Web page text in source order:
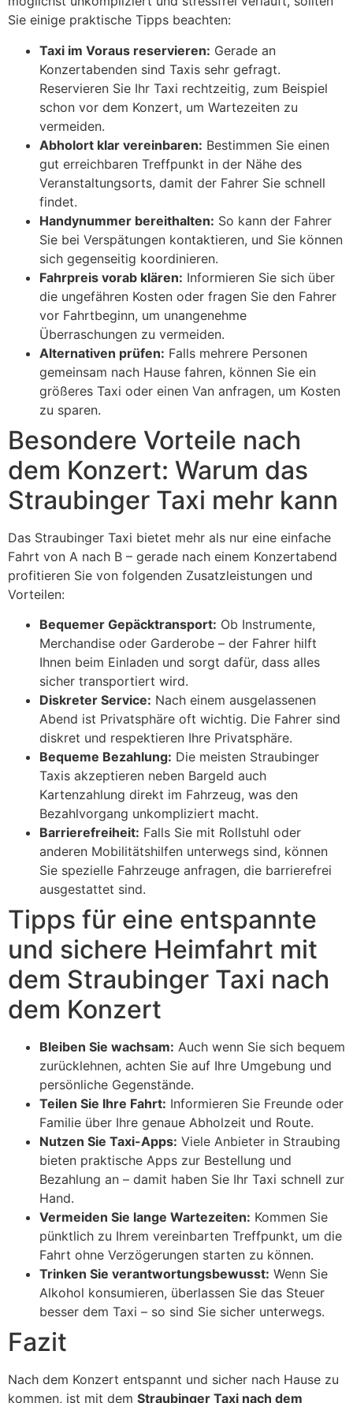
Sie einige praktische Tipps beachten:
Taxi im Voraus reservieren: Gerade an
Konzertabenden sind Taxis sehr gefragt.
Reservieren Sie Ihr Taxi rechtzeitig, zum Beispiel
schon vor dem Konzert, um Wartezeiten zu
vermeiden.
Abholort klar vereinbaren: Bestimmen Sie einen
gut erreichbaren Treffpunkt in der Nähe des
Veranstaltungsorts, damit der Fahrer Sie schnell
findet.
Handynummer bereithalten: So kann der Fahrer
Sie bei Verspätungen kontaktieren, und Sie können
sich gegenseitig koordinieren.
Fahrpreis vorab klären: Informieren Sie sich über
die ungefähren Kosten oder fragen Sie den Fahrer
vor Fahrtbeginn, um unangenehme
Überraschungen zu vermeiden.
Alternativen prüfen: Falls mehrere Personen
gemeinsam nach Hause fahren, können Sie ein
größeres Taxi oder einen Van anfragen, um Kosten
zu sparen.
Besondere Vorteile nach
dem Konzert: Warum das
Straubinger Taxi mehr kann
Das Straubinger Taxi bietet mehr als nur eine einfache
Fahrt von A nach B – gerade nach einem Konzertabend
profitieren Sie von folgenden Zusatzleistungen und
Vorteilen:
Bequemer Gepäcktransport: Ob Instrumente,
Merchandise oder Garderobe – der Fahrer hilft
Ihnen beim Einladen und sorgt dafür, dass alles
sicher transportiert wird.
Diskreter Service: Nach einem ausgelassenen
Abend ist Privatsphäre oft wichtig. Die Fahrer sind
diskret und respektieren Ihre Privatsphäre.
Bequeme Bezahlung: Die meisten Straubinger
Taxis akzeptieren neben Bargeld auch
Kartenzahlung direkt im Fahrzeug, was den
Bezahlvorgang unkompliziert macht.
Barrierefreiheit: Falls Sie mit Rollstuhl oder
anderen Mobilitätshilfen unterwegs sind, können
Sie spezielle Fahrzeuge anfragen, die barrierefrei
ausgestattet sind.
Tipps für eine entspannte
und sichere Heimfahrt mit
dem Straubinger Taxi nach
dem Konzert
Bleiben Sie wachsam: Auch wenn Sie sich bequem
zurücklehnen, achten Sie auf Ihre Umgebung und
persönliche Gegenstände.
Teilen Sie Ihre Fahrt: Informieren Sie Freunde oder
Familie über Ihre genaue Abholzeit und Route.
Nutzen Sie Taxi-Apps: Viele Anbieter in Straubing
bieten praktische Apps zur Bestellung und
Bezahlung an – damit haben Sie Ihr Taxi schnell zur
Hand.
Vermeiden Sie lange Wartezeiten: Kommen Sie
pünktlich zu Ihrem vereinbarten Treffpunkt, um die
Fahrt ohne Verzögerungen starten zu können.
Trinken Sie verantwortungsbewusst: Wenn Sie
Alkohol konsumieren, überlassen Sie das Steuer
besser dem Taxi – so sind Sie sicher unterwegs.
Fazit
Nach dem Konzert entspannt und sicher nach Hause zu
kommen, ist mit dem Straubinger Taxi nach dem